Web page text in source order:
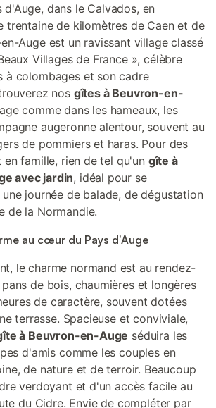
dans le Calvados, en
trentaine de kilomètres de Caen et de
Auge est un ravissant village classé
Villages de France », célèbre
à colombages et son cadre
nos gîtes à Beuvron-en-
comme dans les hameaux, les
augeronne alentour, souvent au
de pommiers et haras. Pour des
en famille, rien de tel qu'un gîte à
avec jardin, idéal pour se
journée de balade, de dégustation
de la Normandie.
au cœur du Pays d'Auge
le charme normand est au rendez-
de bois, chaumières et longères
de caractère, souvent dotées
terrasse. Spacieuse et conviviale,
à Beuvron-en-Auge séduira les
d'amis comme les couples en
de nature et de terroir. Beaucoup
verdoyant et d'un accès facile au
du Cidre. Envie de compléter par